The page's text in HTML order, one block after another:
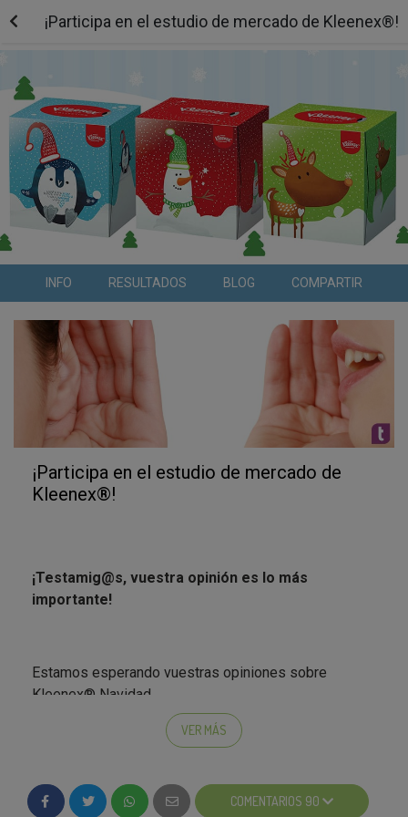
¡Participa en el estudio de mercado de Kleenex®!
INFO RESULTADOS BLOG COMPARTIR
¡Participa en el estudio de mercado de
Kleenex®!
¡Testamig@s, vuestra opinión es lo más
importante!
Estamos esperando vuestras opiniones sobre
Kleenex® Navidad.
L@s embajador@s encontraréis la encuesta en la
Fase 3 una vez hayáis iniciado sesión con vuestro
tod@s vuestr@s colaborador@s rellene también sus
VER MÁS
COMENTARIOS 90